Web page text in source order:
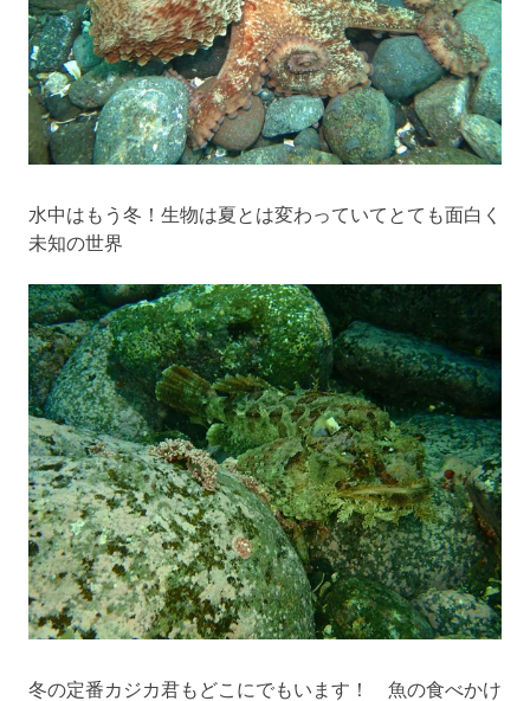
水中はもう冬！生物は夏とは変わっていてとても面白く
未知の世界
冬の定番カジカ君もどこにでもいます！ 魚の食べかけ